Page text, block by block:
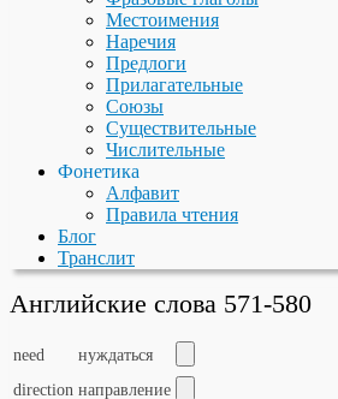
Местоимения
Наречия
Предлоги
Прилагательные
Союзы
Существительные
Числительные
Фонетика
Алфавит
Правила чтения
Блог
Транслит
Английские слова 571-580
need
нуждаться
direction направление